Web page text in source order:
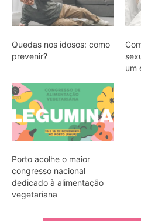
Quedas nos idosos: como
prevenir?
um
Porto acolhe o maior
congresso nacional
dedicado à alimentação
vegetariana